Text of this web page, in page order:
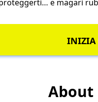
e magari
INIZIA
About